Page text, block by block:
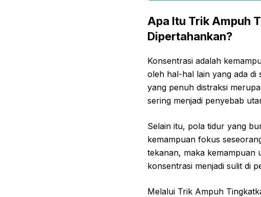
Apa Itu Trik Ampuh
Dipertahankan?
Konsentrasi adalah
oleh hal-hal lain yang ada di
yang penuh distraksi
sering menjadi penyebab
Selain itu, pola tidur yang
kemampuan fokus
tekanan, maka kemampuan
konsentrasi menjadi sulit di
Melalui Trik Ampuh